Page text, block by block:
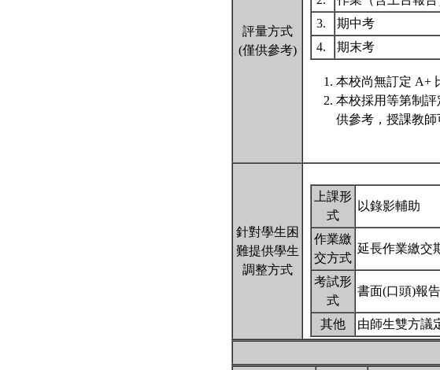
評量方式
(僅供參考)
3.
期中考
4.
期末考
本校尚無訂定 A+
本校採用等第制
供參考，授課教
針對學生困
難提供學生
調整方式
上課形
式
以錄影輔助
作業繳
交方式
延長作業繳交
考試形
式
書面(口頭)報
其他 由師生雙方議